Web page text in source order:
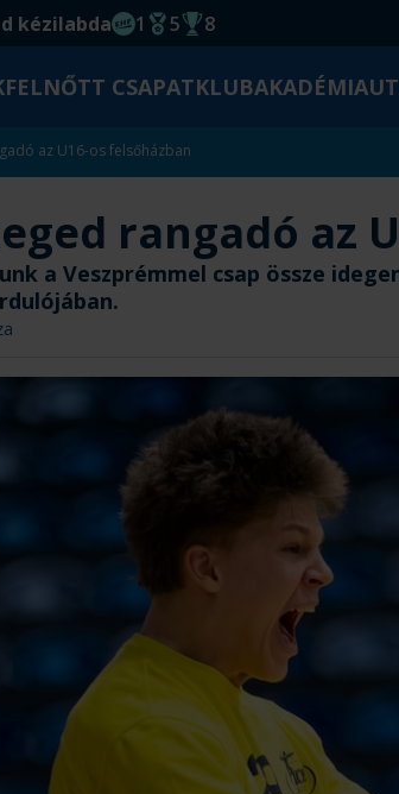
kézilabda
EHF kupagyőzelem 2014
1
Magyar Bajnoki cím
5
Magyar-Kupa győzelem
8
FELNŐTT CSAPATKLUBAKADÉMIA
az U16-os felsőházban
rangadó az
a Veszprémmel csap össze